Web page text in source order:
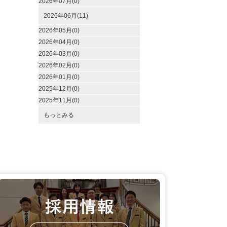
2026年06月(11)
2026年05月(0)
2026年04月(0)
2026年03月(0)
2026年02月(0)
2026年01月(0)
2025年12月(0)
2025年11月(0)
もっとみる